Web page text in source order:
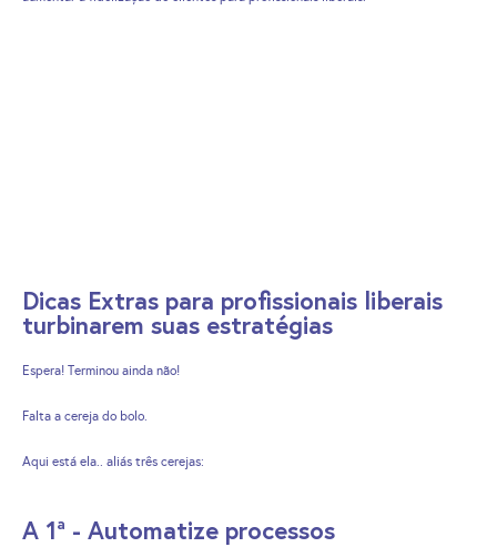
Dicas Extras para profissionais liberais
turbinarem suas estratégias
Espera! Terminou ainda não!
Falta a cereja do bolo.
Aqui está ela.. aliás três cerejas:
A 1ª - Automatize processos